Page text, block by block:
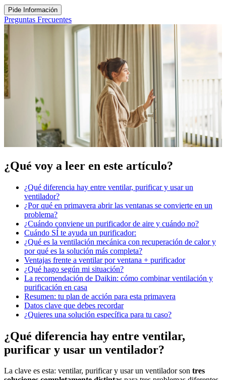
Pide Información
Preguntas Frecuentes
¿Qué voy a leer en este artículo?
¿Qué diferencia hay entre ventilar, purificar y usar un
ventilador?
¿Por qué en primavera abrir las ventanas se convierte en un
problema?
¿Cuándo conviene un purificador de aire y cuándo no?
Cuándo SÍ te ayuda un purificador:
¿Qué es la ventilación mecánica con recuperación de calor y
por qué es la solución más completa?
Ventajas frente a ventilar por ventana + purificador
¿Qué hago según mi situación?
La recomendación de Daikin: cómo combinar ventilación y
purificación en casa
Resumen: tu plan de acción para esta primavera
Datos clave que debes recordar
¿Quieres una solución específica para tu caso?
¿Qué diferencia hay entre ventilar,
purificar y usar un ventilador?
La clave es esta: ventilar, purificar y usar un ventilador son tres